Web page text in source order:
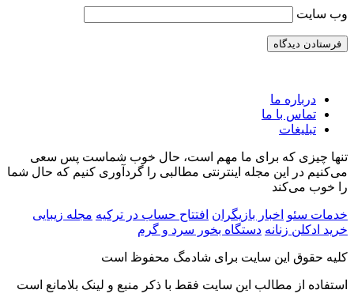
وب‌ سایت
درباره ما
تماس با ما
تبلیغات
تنها چیزی که برای ما مهم است، حال خوب شماست پس سعی
می‌کنیم در این مجله اینترنتی مطالبی را گردآوری کنیم که حال شما
را خوب می‌کند
خدمات سئو اخبار بازیگران افتتاح حساب در ترکیه مجله زیبایی
خرید ادکلن زنانه دستگاه بخور سرد و گرم
بررسی علت خراب شدن کاکتوس و بهترین روش
نجات آن
13 آگوست, 2023
سبک زندگی
طرز تهیه رب نارنج شمالی و جلوگیری از تلخ شدن
آن
28 نوامبر, 2024
آشپزی
کلیه حقوق این سایت برای شادمگ محفوظ است
استفاده از مطالب این سایت فقط با ذکر منبع و لینک بلامانع است